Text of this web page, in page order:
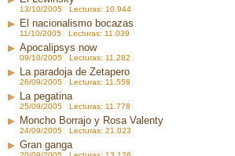
13/10/2005 Lecturas: 10.944
El nacionalismo bocazas
11/10/2005 Lecturas: 11.039
Apocalipsys now
09/10/2005 Lecturas: 11.282
La paradoja de Zetapero
26/09/2005 Lecturas: 11.558
La pegatina
25/09/2005 Lecturas: 11.778
Moncho Borrajo y Rosa Valenty
24/09/2005 Lecturas: 21.023
Gran ganga